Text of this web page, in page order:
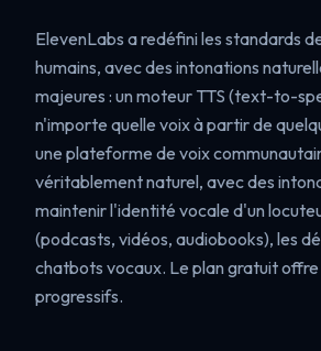
ElevenLabs a redéfini les standards
humains, avec des intonations
majeures : un moteur TTS (text-to-
n'importe quelle voix à partir de
une plateforme de voix
véritablement naturel, avec des
maintenir l'identité vocale d'un
(podcasts, vidéos, audiobooks), les
chatbots vocaux. Le plan gratuit
progressifs.